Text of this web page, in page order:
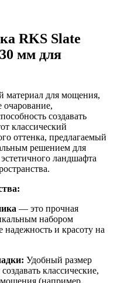
RKS Slate
мм для
материал для мощения,
очарование,
создавать
классический
оттенка, предлагаемый
решением для
ландшафта
— это прочная
набором
надежность и красоту на
Удобный размер
классические,
(например,